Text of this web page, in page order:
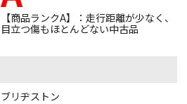
【商品ランクA】：走行距離が少なく、
目立つ傷もほとんどない中古品
ブリヂストン